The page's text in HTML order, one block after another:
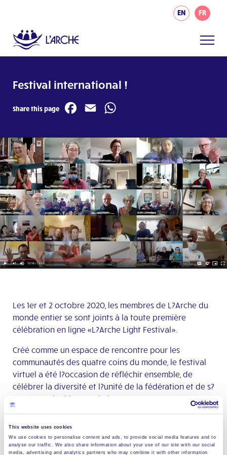
This website uses cookies
We use cookies to personalise content and ads, to provide social media features and to
analyse our traffic. We also share information about your use of our site with our social
media, advertising and analytics partners who may combine it with other information
EN FR
Festival international !
Share this page Facebook
Email
Les 1er et 2 octobre 2020, les membres de L?Arche du
monde entier se sont joints à la toute première
célébration en ligne «L?Arche Light Festival».
Créé comme un espace de rencontre pour les
communautés des quatre coins du monde, le festival
virtuel a été l?occasion de réfléchir ensemble, de
célébrer la diversité et l?unité de la fédération et de s?
amuser malgré les restrictions que nous sommes
nombreux à subir.
À un moment du festival, plus de 340 écrans y étaient
connectés. Stacy Cates-Carney, vice-responsable